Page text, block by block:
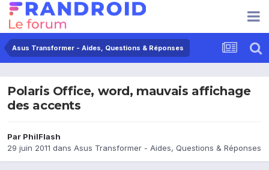
Asus Transformer - Aides, Questions & Réponses
Polaris Office, word, mauvais affichage
des accents
Par PhilFlash
29 juin 2011 dans Asus Transformer - Aides, Questions & Réponses